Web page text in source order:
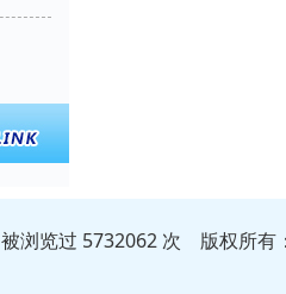
被浏览过 5732062 次 版权所有